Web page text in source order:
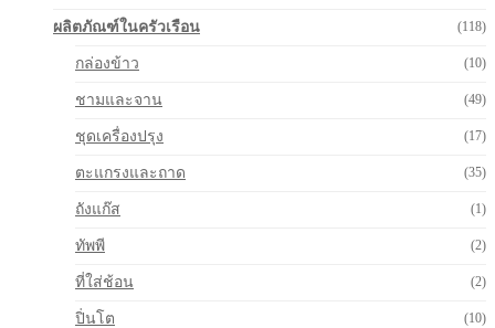
ผลิตภัณฑ์ในครัวเรือน (118)
กล่องข้าว (10)
ชามและจาน (49)
ชุดเครื่องปรุง (17)
ตะแกรงและถาด (35)
ถังแก๊ส (1)
ทัพพี (2)
ที่ใส่ช้อน (2)
ปิ่นโต (10)